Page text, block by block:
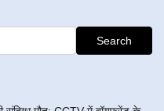
Search